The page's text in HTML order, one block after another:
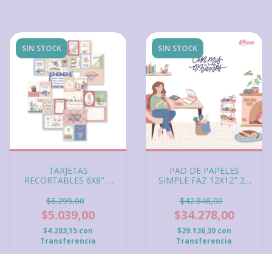
SIN STOCK
TARJETAS
RECORTABLES 6X8" 9
$6.299,00
$5.039,00
$4.283,15 con
Transferencia
SIN STOCK
PAD DE PAPELES
SIMPLE FAZ 12X12" 28
MANOS
$42.848,00
$34.278,00
$29.136,30 con
Transferencia